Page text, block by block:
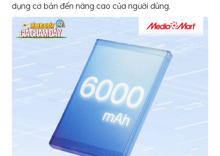
dụng cơ bản đến nâng cao của người dùng.